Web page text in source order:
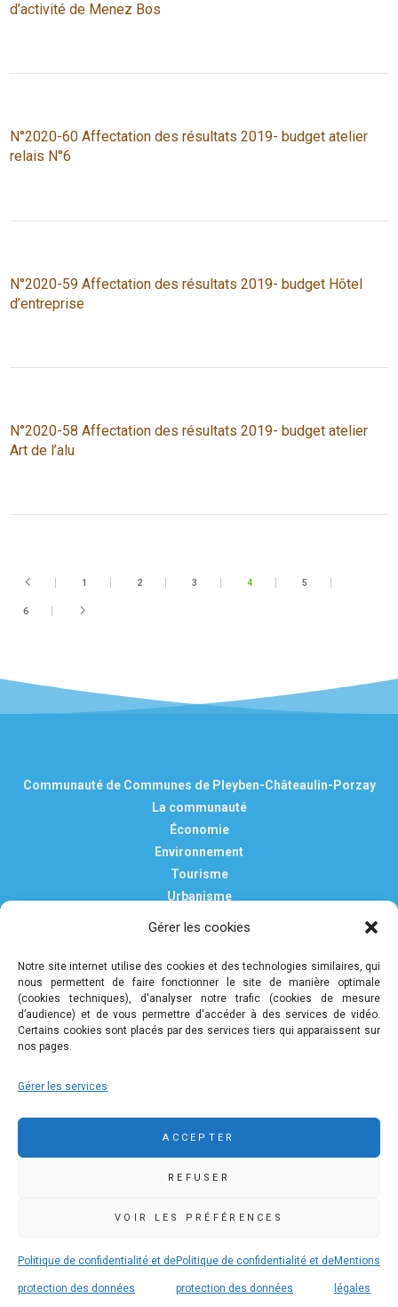
Gérer les cookies
Notre site internet utilise des cookies et des technologies similaires, qui
nous permettent de faire fonctionner le site de manière optimale
(cookies techniques), d'analyser notre trafic (cookies de mesure
d’audience) et de vous permettre d'accéder à des services de vidéo.
Certains cookies sont placés par des services tiers qui apparaissent sur
nos pages.
Gérer les services
ACCEPTER
REFUSER
VOIR LES PRÉFÉRENCES
Politique de confidentialité et de
protection des données
Politique de confidentialité et de
protection des données
Mentions
légales
d’activité de Menez Bos
N°2020-60 Affectation des résultats 2019- budget atelier
relais N°6
N°2020-59 Affectation des résultats 2019- budget Hôtel
d’entreprise
N°2020-58 Affectation des résultats 2019- budget atelier
Art de l’alu
1 2 3 4 5
6
Communauté de Communes de Pleyben-Châteaulin-Porzay
La communauté
Économie
Environnement
Tourisme
Urbanisme
Vie pratique
Mentions légales
Politique de confidentialité et de protection des données
personnelles
02 98 86 36 46
www.ccpcp.bzh